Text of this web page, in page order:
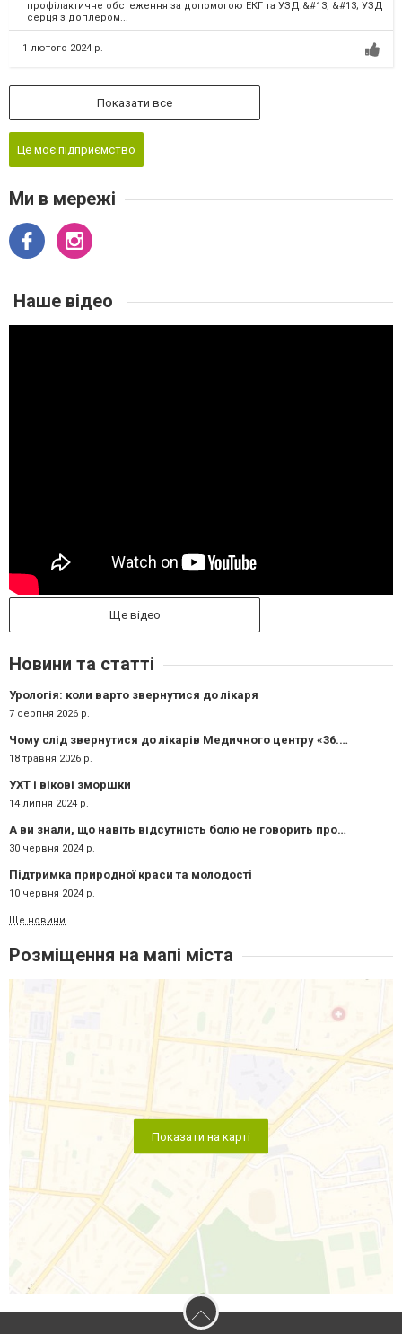
профілактичне обстеження за допомогою ЕКГ та УЗД.&#13; &#13; УЗД
серця з доплером...
1 лютого 2024 р.
Показати все
Це моє підприємство
Ми в мережі
Наше відео
Ще відео
Новини та статті
Урологія: коли варто звернутися до лікаря
7 серпня 2026 р.
Чому слід звернутися до лікарів Медичного центру «36.6»:
18 травня 2026 р.
УХТ і вікові зморшки
14 липня 2024 р.
А ви знали, що навіть відсутність болю не говорить про те, що з організмом все ок?
30 червня 2024 р.
Підтримка природної краси та молодості
10 червня 2024 р.
Ще новини
Розміщення на мапі міста
Показати на карті